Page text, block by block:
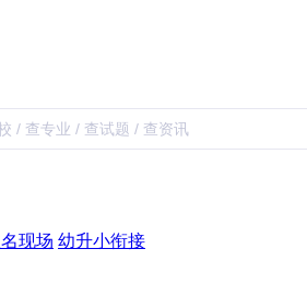
现场 幼升小衔接